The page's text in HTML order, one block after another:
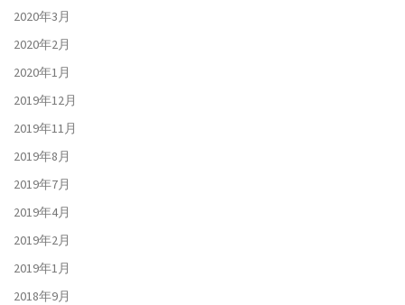
2020年3月
2020年2月
2020年1月
2019年12月
2019年11月
2019年8月
2019年7月
2019年4月
2019年2月
2019年1月
2018年9月